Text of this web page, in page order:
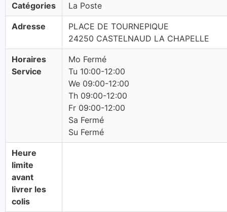
Catégories La Poste
Adresse
PLACE DE TOURNEPIQUE
24250 CASTELNAUD LA CHAPELLE
Horaires
Service
Mo Fermé
Tu 10:00-12:00
We 09:00-12:00
Th 09:00-12:00
Fr 09:00-12:00
Sa Fermé
Su Fermé
Heure
limite
avant
livrer les
colis